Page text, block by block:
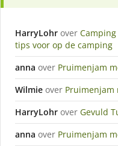
HarryLohr over
tips voor op de camping
anna over Pruimenjam
Wilmie over Pruimenjam
HarryLohr over Gevuld
anna over Pruimenjam